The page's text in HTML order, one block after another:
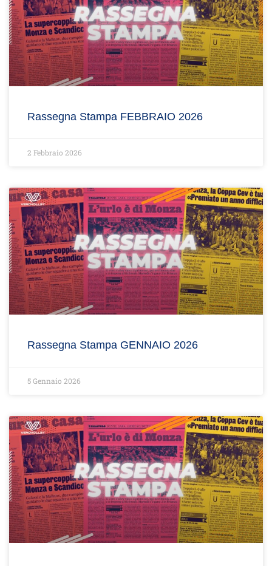
Rassegna Stampa FEBBRAIO 2026
2 Febbraio 2026
Rassegna Stampa GENNAIO 2026
5 Gennaio 2026